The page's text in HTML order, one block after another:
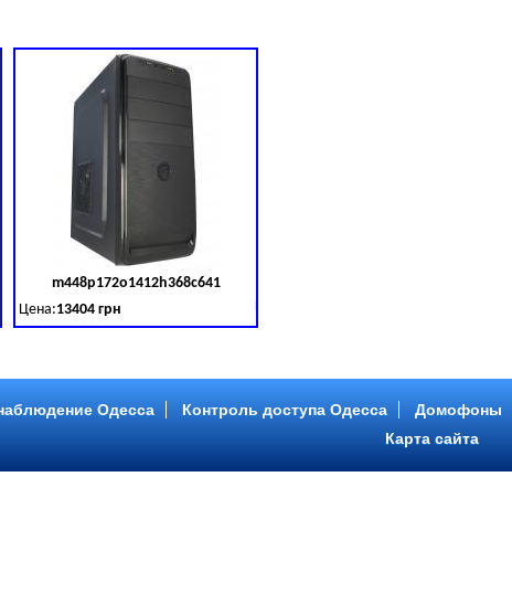
GB (SATA III)
Код товара:379030
DDR 3 (1600 MHz) HDD: Seagate 2 TB (SATA III)
m448p172o1412h368c641
Цена:13404 грн Код товара:
Intel Core ™ i5 4 ядра 3.20GHz,ОЗУ: 2 GB, DDR 3 (1600 MHz) HDD: Seagate 2
Одесса Контроль доступа Одесса
Домофоны
Карта сайта